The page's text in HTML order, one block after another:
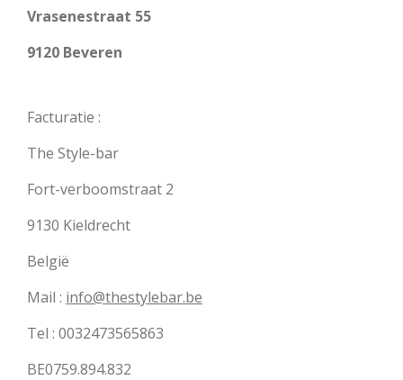
Vrasenestraat 55
9120 Beveren
Facturatie :
The Style-bar
Fort-verboomstraat 2
9130 Kieldrecht
België
Mail : info@thestylebar.be
Tel : 0032473565863
BE0759.894.832